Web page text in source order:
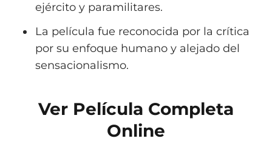
ejército y paramilitares.
La película fue reconocida por la crítica
por su enfoque humano y alejado del
sensacionalismo.
Ver Película Completa
Online